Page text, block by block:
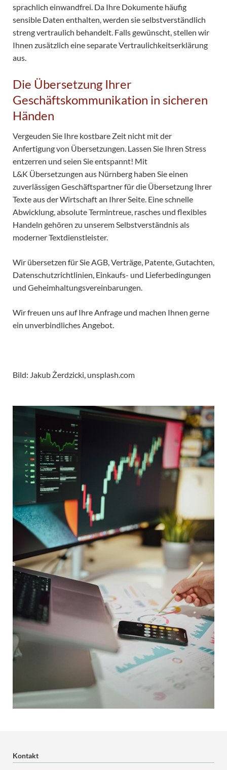
sprachlich einwandfrei. Da Ihre Dokumente häufig
sensible Daten enthalten, werden sie selbstverständlich
streng vertraulich behandelt. Falls gewünscht, stellen wir
Ihnen zusätzlich eine separate Vertraulichkeitserklärung
aus.
Die Übersetzung Ihrer
Geschäftskommunikation in sicheren
Händen
Vergeuden Sie Ihre kostbare Zeit nicht mit der
Anfertigung von Übersetzungen. Lassen Sie Ihren Stress
entzerren und seien Sie entspannt! Mit
L&K Übersetzungen aus Nürnberg haben Sie einen
zuverlässigen Geschäftspartner für die Übersetzung Ihrer
Texte aus der Wirtschaft an Ihrer Seite. Eine schnelle
Abwicklung, absolute Termintreue, rasches und flexibles
Handeln gehören zu unserem Selbstverständnis als
moderner Textdienstleister.
Wir übersetzen für Sie AGB, Verträge, Patente, Gutachten,
Datenschutzrichtlinien, Einkaufs- und Lieferbedingungen
und Geheimhaltungsvereinbarungen.
Wir freuen uns auf Ihre Anfrage und machen Ihnen gerne
ein unverbindliches Angebot.
Bild: Jakub Żerdzicki, unsplash.com
Kontakt